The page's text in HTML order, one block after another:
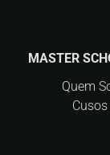
MASTER
Quem